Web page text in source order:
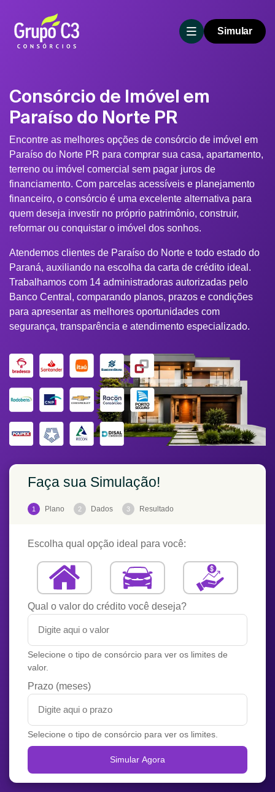
Simular
Consórcio de Imóvel em
Paraíso do Norte PR
Encontre as melhores opções de consórcio de imóvel em
Paraíso do Norte PR para comprar sua casa, apartamento,
terreno ou imóvel comercial sem pagar juros de
financiamento. Com parcelas acessíveis e planejamento
financeiro, o consórcio é uma excelente alternativa para
quem deseja investir no próprio patrimônio, construir,
reformar ou conquistar o imóvel dos sonhos.
Atendemos clientes de Paraíso do Norte e todo estado do
Paraná, auxiliando na escolha da carta de crédito ideal.
Trabalhamos com 14 administradoras autorizadas pelo
Banco Central, comparando planos, prazos e condições
para apresentar as melhores oportunidades com
segurança, transparência e atendimento especializado.
Faça sua Simulação!
1 Plano 2 Dados 3 Resultado
Escolha qual opção ideal para você:
Qual o valor do crédito você deseja?
Selecione o tipo de consórcio para ver os limites de
valor.
Prazo (meses)
Selecione o tipo de consórcio para ver os limites.
Simular Agora